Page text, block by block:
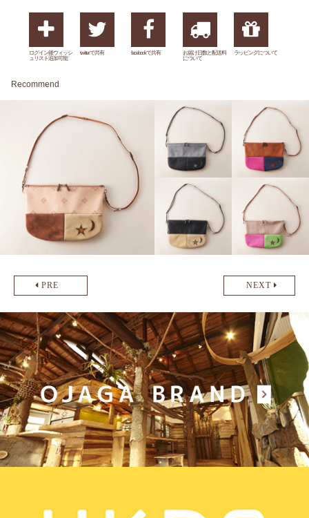
ログイン後ウィッシ
ュリスト追加可能
twitterで共有 facebookで共有
お届け日数と配送料
について
ラッピングについて
Recommend